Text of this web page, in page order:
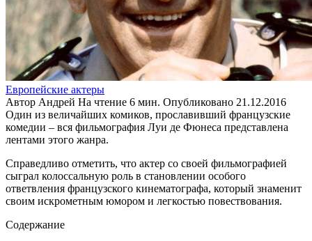
Европейские актеры
Автор Андрей На чтение 6 мин. Опубликовано 21.12.2016
Один из величайших комиков, прославивший французские
комедии – вся фильмография Луи де Фюнеса представлена
лентами этого жанра.
Справедливо отметить, что актер со своей фильмографией
сыграл колоссальную роль в становлении особого
ответвления французского кинематографа, который знаменит
своим искрометным юмором и легкостью повествования.
Содержание